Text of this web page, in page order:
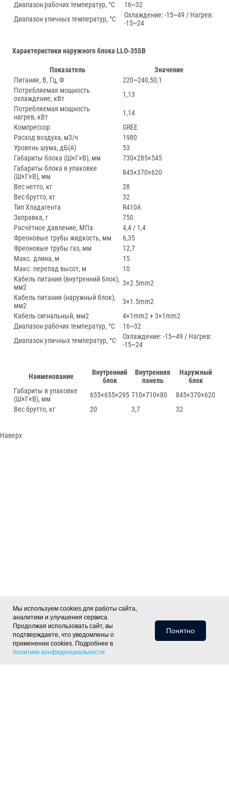
Мы используем cookies для работы сайта,
аналитики и улучшения сервиса.
Продолжая использовать сайт, вы
подтверждаете, что уведомлены о
применении cookies. Подробнее в
политике конфиденциальности
Понятно
Диапазон рабочих температур, °С
16~32
Диапазон уличных температур, °С
Охлаждение: -15~49 / Нагрев:
-15~24
Характеристики наружного блока LLO-35SB
Показатель
Значение
Питание, В, Гц, Ф
220~240,50,1
Потребляемая мощность
охлаждение, кВт
1,13
Потребляемая мощность
нагрев, кВт
1,14
Компрессор
GREE
Расход воздуха, м3/ч
1980
Уровень шума, дБ(А)
53
Габариты блока (Ш×Г×В), мм
730×285×545
Габариты блока в упаковке
(Ш×Г×В), мм
845×370×620
Вес нетто, кг
28
Вес брутто, кг
32
Тип Хладагента
R410A
Заправка, г
750
Расчётное давление, МПа
4,4 / 1,4
Фреоновые трубы жидкость, мм
6,35
Фреоновые трубы газ, мм
12,7
Макс. длина, м
15
Макс. перепад высот, м
10
Кабель питания (внутренний блок),
мм2
3×2.5mm2
Кабель питания (наружный блок),
мм2
3×1.5mm2
Кабель сигнальный, мм2
4×1mm2 + 3×1mm2
Диапазон рабочих температур, °С
16~32
Диапазон уличных температур, °С
Охлаждение: -15~49 / Нагрев:
-15~24
Наименование
Внутренний
блок
Внутренняя
панель
Наружный
блок
Габариты в упаковке
(Ш×Г×В), мм
655×655×295 710×710×80
845×370×620
Вес брутто, кг
20 3,7 32
Наверх